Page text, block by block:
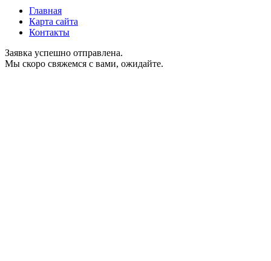
Главная
Карта сайта
Контакты
Заявка успешно отправлена.
Мы скоро свяжемся с вами, ожидайте.